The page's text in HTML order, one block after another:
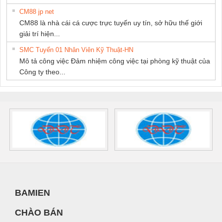
CM88 jp net
CM88 là nhà cái cá cược trực tuyến uy tín, sở hữu thế giới
giải trí hiện...
SMC Tuyển 01 Nhân Viên Kỹ Thuật-HN
Mô tả công việc Đảm nhiệm công việc tại phòng kỹ thuật của
Công ty theo...
BAMIEN
CHÀO BÁN